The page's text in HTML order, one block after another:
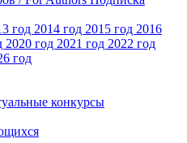
год 2014 год 2015 год 2016
2020 год 2021 год 2022 год
год
конкурсы